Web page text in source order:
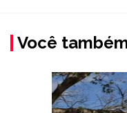
Você